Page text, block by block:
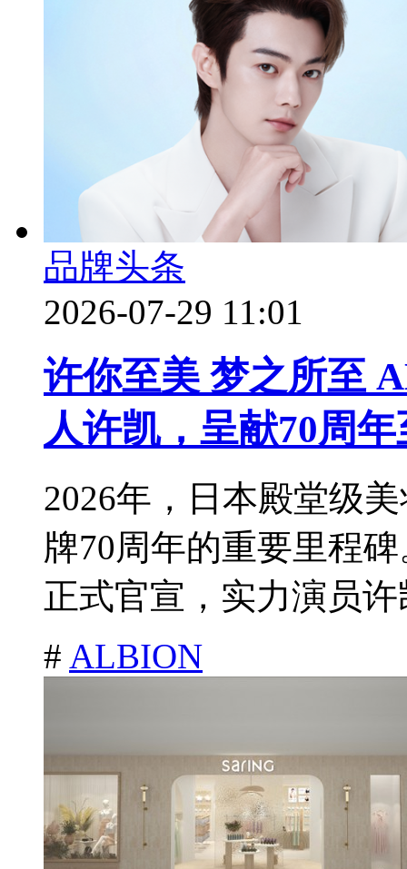
品牌头条
2026-07-29 11:01
许你至美 梦之所至
人许凯，呈献70周
2026年，日本殿堂级
牌70周年的重要里程
正式官宣，实力演员
# ALBION